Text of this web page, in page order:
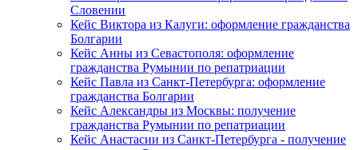
Словении
Кейс Виктора из Калуги: оформление гражданства
Болгарии
Кейс Анны из Севастополя: оформление
гражданства Румынии по репатриации
Кейс Павла из Санкт-Петербурга: оформление
гражданства Болгарии
Кейс Александры из Москвы: получение
гражданства Румынии по репатриации
Кейс Анастасии из Санкт-Петербурга - получение